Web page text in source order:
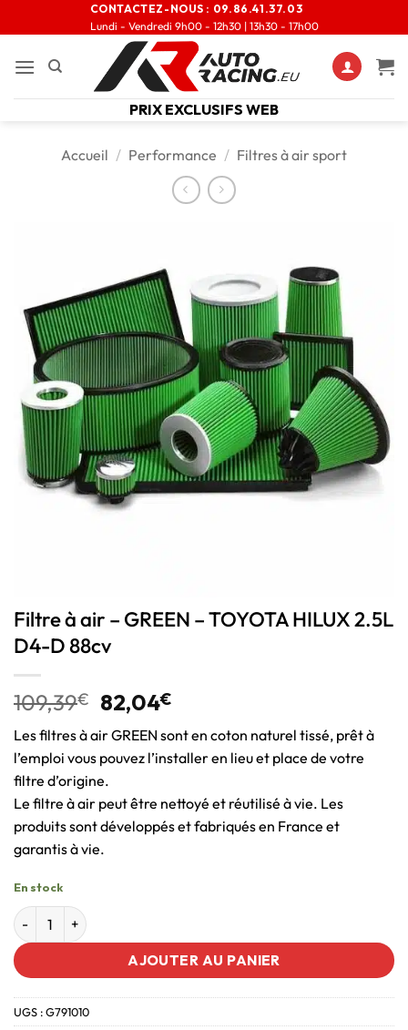
CONTACTEZ-NOUS : 09.86.41.37.03
Lundi - Vendredi 9h00 - 12h30 | 13h30 - 17h00
PRIX EXCLUSIFS WEB
Accueil / Performance / Filtres à air sport
Filtre à air – GREEN – TOYOTA HILUX 2.5L
D4-D 88cv
109,39€ 82,04€
Les filtres à air GREEN sont en coton naturel tissé, prêt à
l’emploi vous pouvez l’installer en lieu et place de votre
filtre d’origine.
Le filtre à air peut être nettoyé et réutilisé à vie. Les
produits sont développés et fabriqués en France et
garantis à vie.
En stock
AJOUTER AU PANIER
UGS :G791010